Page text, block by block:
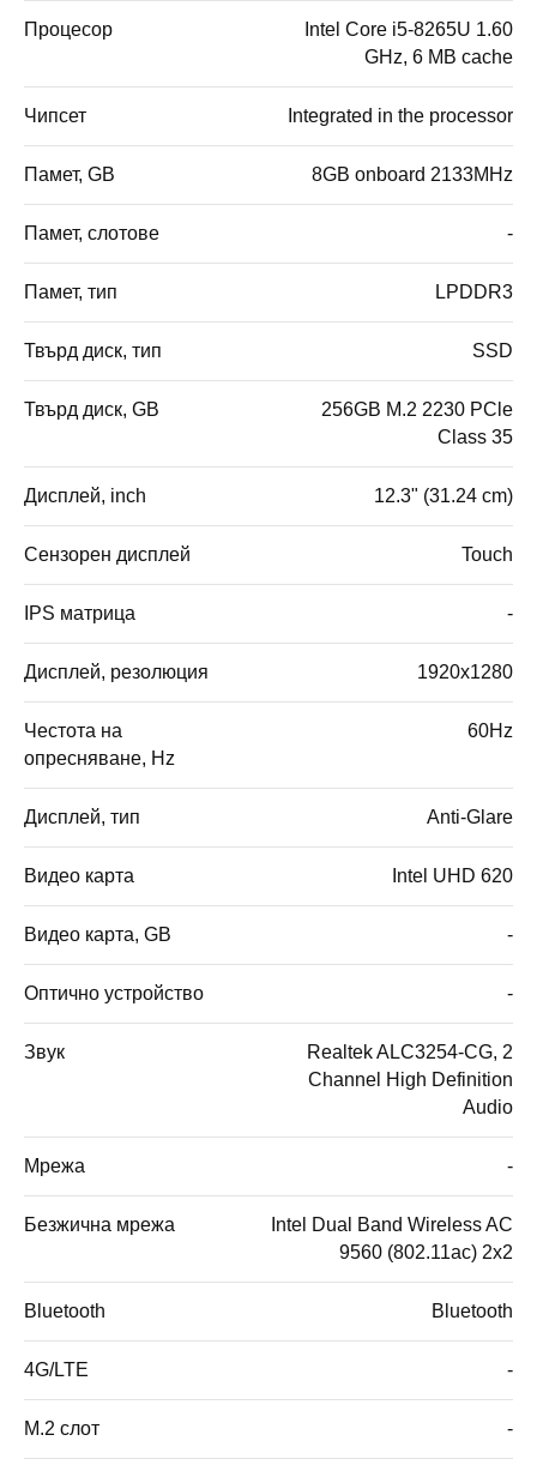
Процесор
Intel Core i5-8265U 1.60
GHz, 6 MB cache
Чипсет Integrated in the processor
Памет, GB 8GB onboard 2133MHz
Памет, слотове -
Памет, тип LPDDR3
Твърд диск, тип SSD
Твърд диск, GB
256GB M.2 2230 PCle
Class 35
Дисплей, inch 12.3" (31.24 cm)
Сензорен дисплей Touch
IPS матрица -
Дисплей, резолюция 1920x1280
Честота на
опресняване, Hz
60Hz
Дисплей, тип Anti-Glare
Видео карта Intel UHD 620
Видео карта, GB -
Оптично устройство -
Звук
Realtek ALC3254-CG, 2
Channel High Definition
Audio
Мрежа -
Безжична мрежа
Intel Dual Band Wireless AC
9560 (802.11ac) 2x2
Bluetooth Bluetooth
4G/LTE -
M.2 слот -